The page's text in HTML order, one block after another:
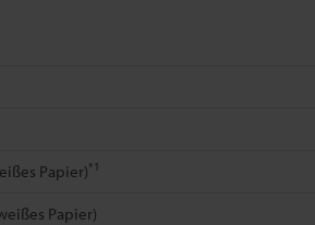
Papier)*1
Papier)